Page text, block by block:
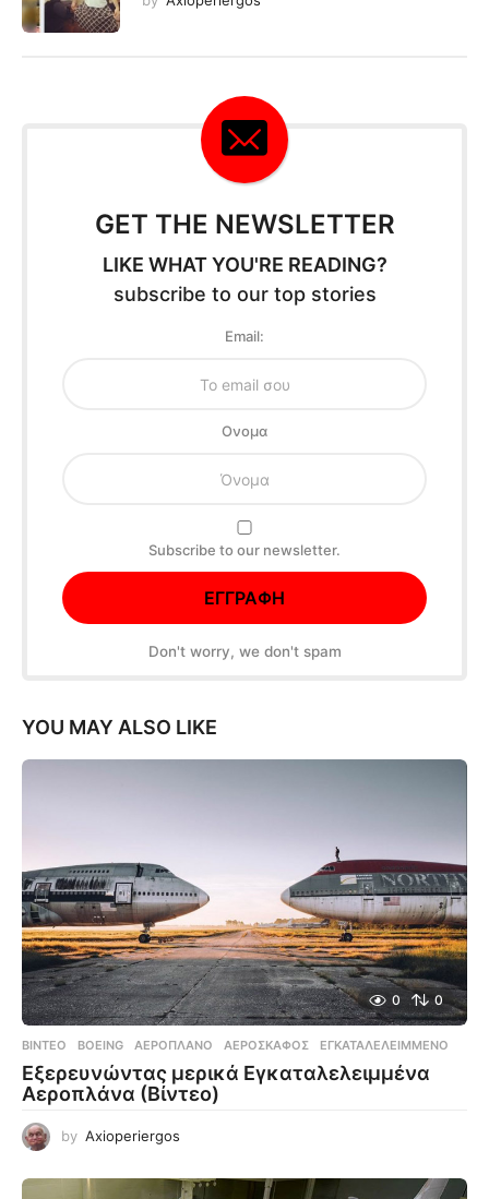
GET THE NEWSLETTER
LIKE WHAT YOU'RE READING?
subscribe to our top stories
Email:
Oνομα
Subscribe to our newsletter.
Don't worry, we don't spam
YOU MAY ALSO LIKE
0 0
ΒΊΝΤΕΟ BOEING ,ΑΕΡΟΠΛΆΝΟ ,ΑΕΡΟΣΚΆΦΟΣ ,ΕΓΚΑΤΑΛΕΛΕΙΜΜΈΝΟ
Εξερευνώντας μερικά Εγκαταλελειμμένα
Αεροπλάνα (Βίντεο)
by Axioperiergos